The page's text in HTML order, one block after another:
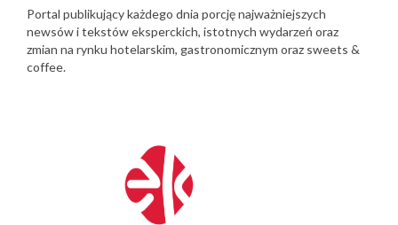
Portal publikujący każdego dnia porcję najważniejszych
newsów i tekstów eksperckich, istotnych wydarzeń oraz
zmian na rynku hotelarskim, gastronomicznym oraz sweets &
coffee.